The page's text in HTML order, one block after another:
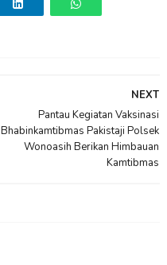
NEXT
Pantau Kegiatan Vaksinasi
Bhabinkamtibmas Pakistaji Polsek
Wonoasih Berikan Himbauan
Kamtibmas